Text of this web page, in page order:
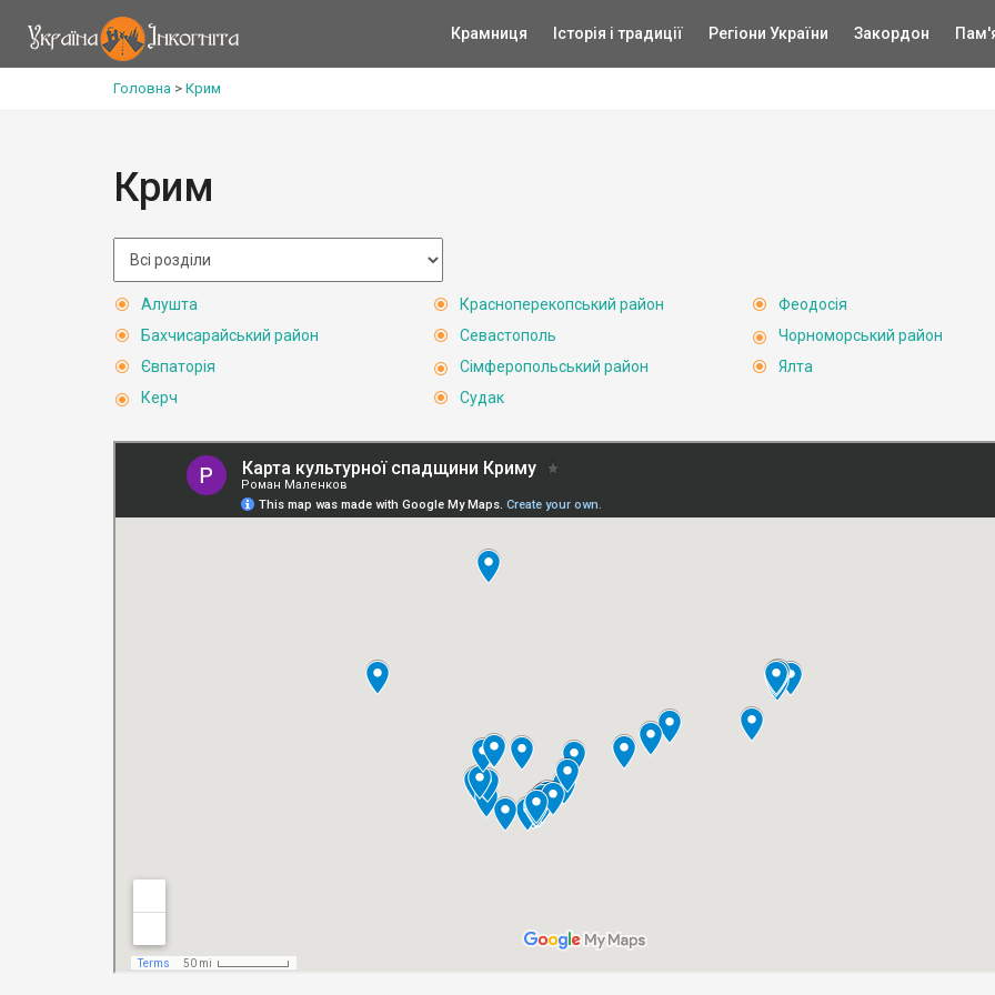
Крамниця Історія і традиції Регіони України Закордон
Головна > Крим
Крим
Алушта
Бахчисарайський район
Євпаторія
Керч
Красноперекопський район
Севастополь
Сімферопольський район
Судак
Феодосія
Чорноморський район
Ялта